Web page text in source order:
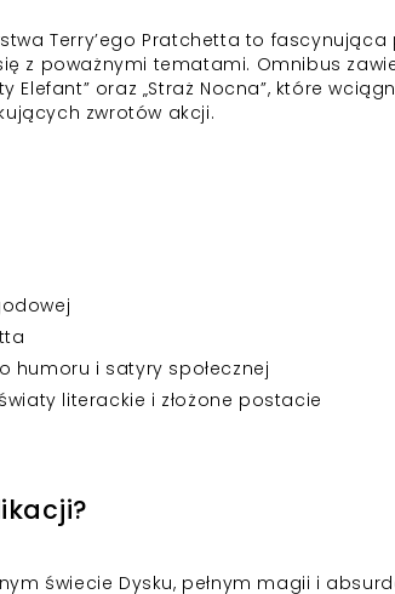
Terry’ego Pratchetta to
z poważnymi tematami. Omnibus
Elefant” oraz „Straż Nocna”, które
zwrotów akcji.
humoru i satyry społecznej
literackie i złożone postacie
świecie Dysku, pełnym magii i